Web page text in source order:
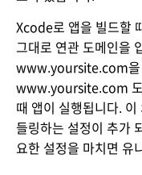
Xcode로 앱을 빌드할
그대로 연관 도메인을
www.yoursite.com을
www.yoursite.com 도
때 앱이 실행됩니다. 이
들링하는 설정이 추가
요한 설정을 마치면 유